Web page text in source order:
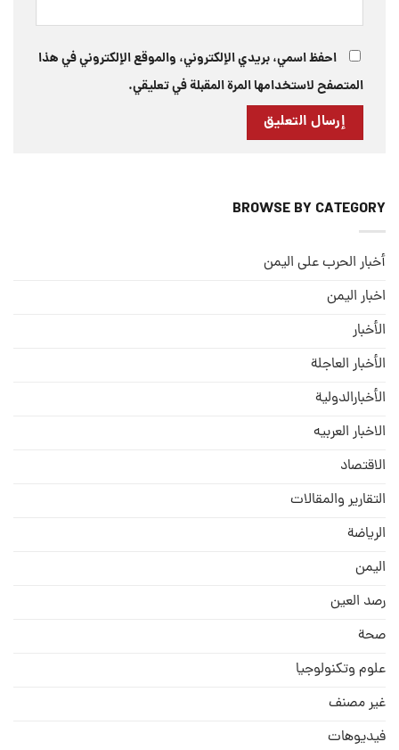
احفظ اسمي، بريدي الإلكتروني، والموقع الإلكتروني في هذا
المتصفح لاستخدامها المرة المقبلة في تعليقي.
BROWSE BY CATEGORY
أخبار الحرب على اليمن
اخبار اليمن
الأخبار
الأخبار العاجلة
الأخبارالدولية
الاخبار العربيه
الاقتصاد
التقارير والمقالات
الریاضة
الیمن
رصد العین
صحة
علوم وتكنولوجيا
غير مصنف
فيديوهات